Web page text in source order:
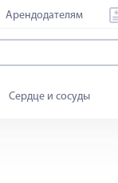
Арендодателям
Сердце и сосуды